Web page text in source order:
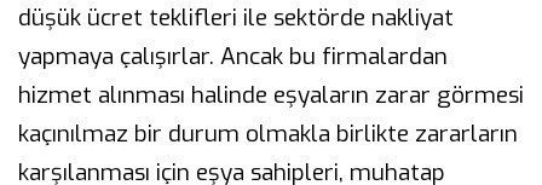
düşük ücret teklifleri ile sektörde nakliyat
yapmaya çalışırlar. Ancak bu firmalardan
hizmet alınması halinde eşyaların zarar görmesi
kaçınılmaz bir durum olmakla birlikte zararların
karşılanması için eşya sahipleri, muhatap